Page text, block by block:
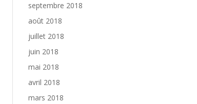
septembre 2018
août 2018
juillet 2018
juin 2018
mai 2018
avril 2018
mars 2018